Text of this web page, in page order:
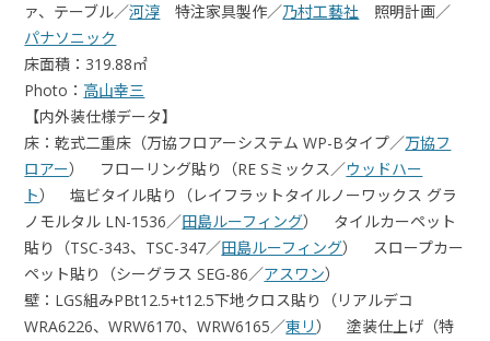
ァ、テーブル／河淳 特注家具製作／乃村工藝社 照明計画／
パナソニック
床面積：319.88㎡
Photo： 高山幸三
【内外装仕様データ】
床：乾式二重床（万協フロアーシステム WP-Bタイプ／万協フ
ロアー） フローリング貼り（RE Sミックス／ウッドハー
ト） 塩ビタイル貼り（レイフラットタイルノーワックス グラ
ノモルタル LN-1536／田島ルーフィング） タイルカーペット
貼り（TSC-343、TSC-347／田島ルーフィング） スロープカー
ペット貼り（シーグラス SEG-86／アスワン）
壁：LGS組みPBt12.5+t12.5下地クロス貼り（リアルデコ
WRA6226、WRW6170、WRW6165／東リ） 塗装仕上げ（特